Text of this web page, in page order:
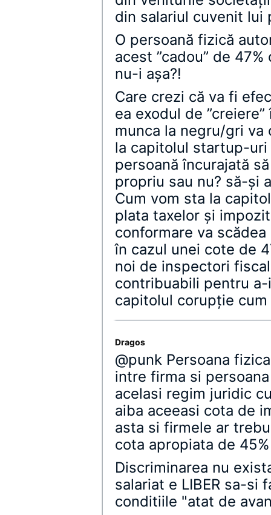
din salariul cuvenit lui
O persoană fizică
acest ”cadou” de
nu-i aşa?!
Care crezi că va fi
ea exodul de
munca la negru/gri va
la capitolul startup-
persoană încurajată
propriu sau nu? să-şi
Cum vom sta la
plata taxelor şi
conformare va
în cazul unei cote de
noi de inspectori
contribuabili pentru
capitolul corupţie cum
Dragos
@punk Persoana
intre firma si
acelasi regim juridic
aiba aceeasi cota de
asta si firmele ar
cota apropiata de
Discriminarea nu
salariat e LIBER sa-si
conditiile "atat de